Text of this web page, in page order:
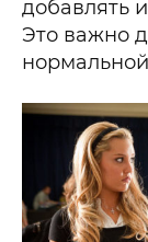
добавлять
Это важно